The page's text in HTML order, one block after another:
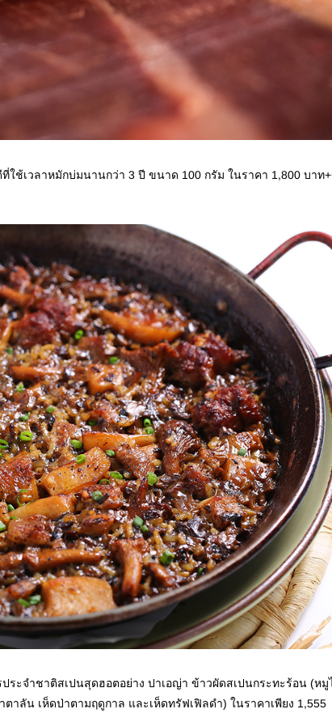
ช้เวลาหมักบ่มนานกว่า 3 ปี ขนาด 100 กรัม ในราคา 1,800 บาท
ระจำชาติสเปนสุดฮอตอย่าง ปาเอญ่า ข้าวผัดสเปนกระทะร้อน(หมู
าลัน เห็ดป่าตามฤดูกาล และเห็ดทรัฟเฟิลดำ) ในราคาเพียง 1,555